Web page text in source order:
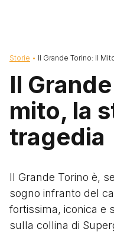
Briciole di
Storie Il Grande Torino: Il
Il
mito, la
tragedia
Il Grande Torino è,
sogno infranto del
fortissima, iconica e
sulla collina di